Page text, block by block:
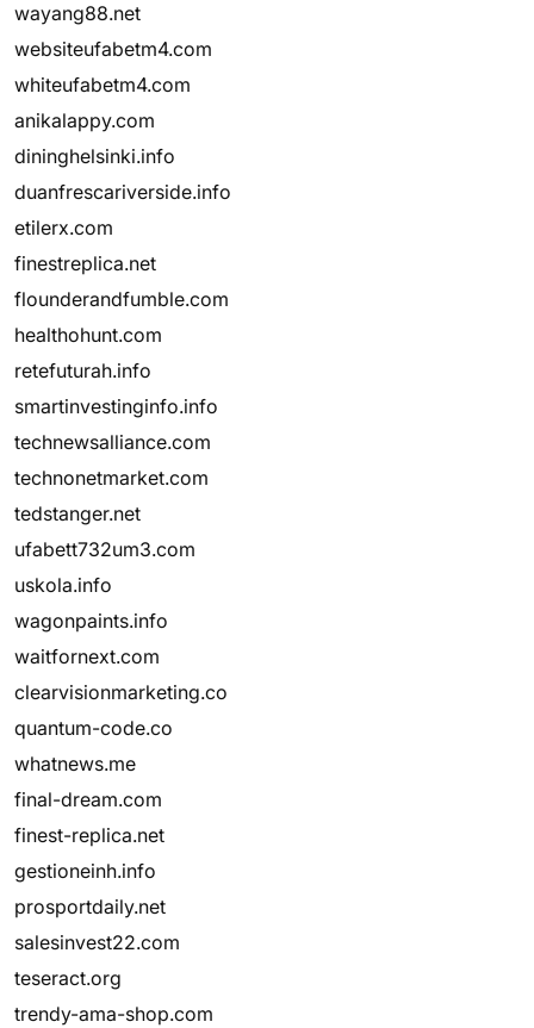
wayang88.net
websiteufabetm4.com
whiteufabetm4.com
anikalappy.com
dininghelsinki.info
duanfrescariverside.info
etilerx.com
finestreplica.net
flounderandfumble.com
healthohunt.com
retefuturah.info
smartinvestinginfo.info
technewsalliance.com
technonetmarket.com
tedstanger.net
ufabett732um3.com
uskola.info
wagonpaints.info
waitfornext.com
clearvisionmarketing.co
quantum-code.co
whatnews.me
final-dream.com
finest-replica.net
gestioneinh.info
prosportdaily.net
salesinvest22.com
teseract.org
trendy-ama-shop.com